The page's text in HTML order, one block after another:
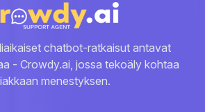
chatbot-ratkaisut antavat
- Crowdy.ai, jossa tekoäly kohtaa
menestyksen.